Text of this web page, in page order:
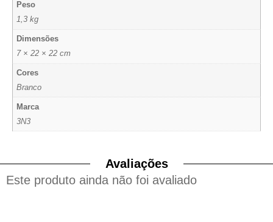
Peso
1,3 kg
Dimensões
7 × 22 × 22 cm
Cores
Branco
Marca
3N3
Avaliações
Este produto ainda não foi avaliado